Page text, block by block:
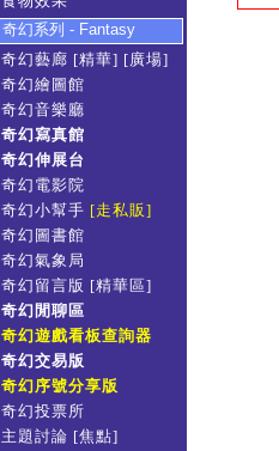
奇幻系列 - Fantasy
奇幻藝廊 [精華] [廣場]
奇幻繪圖館
奇幻音樂廳
奇幻寫真館
奇幻伸展台
奇幻電影院
奇幻小幫手 [走私販]
奇幻圖書館
奇幻氣象局
奇幻留言版 [精華區]
奇幻閒聊區
奇幻遊戲看板查詢器
奇幻交易版
奇幻序號分享版
奇幻投票所
主題討論 [焦點]